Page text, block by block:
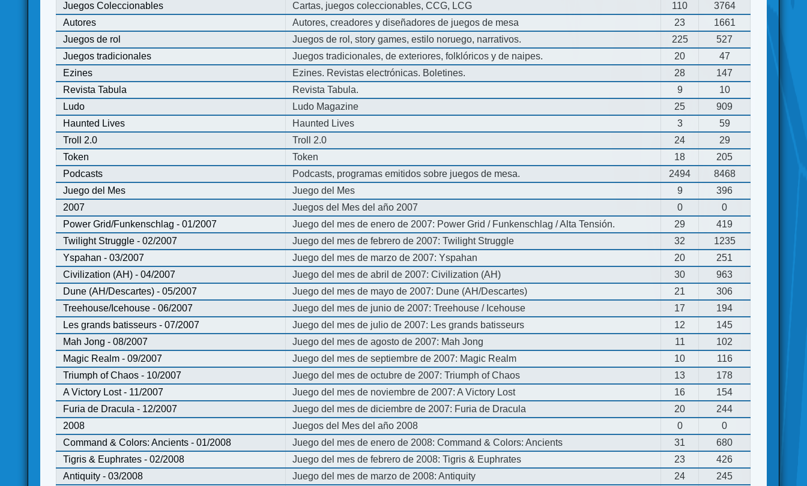
Juegos Coleccionables
Cartas, juegos coleccionables, CCG, LCG 110
3764
Autores
Autores, creadores y diseñadores de juegos de mesa 23
1661
Juegos de rol
Juegos de rol, story games, estilo noruego, narrativos. 225
527
Juegos tradicionales
Juegos tradicionales, de exteriores, folklóricos y de naipes. 20
47
Ezines
Ezines. Revistas electrónicas. Boletines. 28
147
Revista Tabula
Revista Tabula. 9
10
Ludo
Ludo Magazine 25
909
Haunted Lives
Haunted Lives 3
59
Troll 2.0
Troll 2.0 24
29
Token
Token 18
205
Podcasts
Podcasts, programas emitidos sobre juegos de mesa. 2494
8468
Juego del Mes
Juego del Mes 9
396
2007
Juegos del Mes del año 2007 0
0
Power Grid/Funkenschlag - 01/2007
Juego del mes de enero de 2007: Power Grid / Funkenschlag / Alta Tensión. 29
419
Twilight Struggle - 02/2007
Juego del mes de febrero de 2007: Twilight Struggle 32
1235
Yspahan - 03/2007
Juego del mes de marzo de 2007: Yspahan 20
251
Civilization (AH) - 04/2007
Juego del mes de abril de 2007: Civilization (AH) 30
963
Dune (AH/Descartes) - 05/2007
Juego del mes de mayo de 2007: Dune (AH/Descartes) 21
306
Treehouse/Icehouse - 06/2007
Juego del mes de junio de 2007: Treehouse / Icehouse 17
194
Les grands batisseurs - 07/2007
Juego del mes de julio de 2007: Les grands batisseurs 12
145
Mah Jong - 08/2007
Juego del mes de agosto de 2007: Mah Jong 11
102
Magic Realm - 09/2007
Juego del mes de septiembre de 2007: Magic Realm 10
116
Triumph of Chaos - 10/2007
Juego del mes de octubre de 2007: Triumph of Chaos 13
178
A Victory Lost - 11/2007
Juego del mes de noviembre de 2007: A Victory Lost 16
154
Furia de Dracula - 12/2007
Juego del mes de diciembre de 2007: Furia de Dracula 20
244
2008
Juegos del Mes del año 2008 0
0
Command & Colors: Ancients - 01/2008
Juego del mes de enero de 2008: Command & Colors: Ancients 31
680
Tigris & Euphrates - 02/2008
Juego del mes de febrero de 2008: Tigris & Euphrates 23
426
Antiquity - 03/2008
Juego del mes de marzo de 2008: Antiquity 24
245